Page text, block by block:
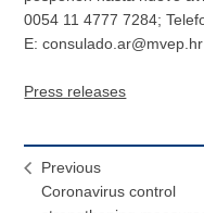
0054 11 4777 7284;
E: consulado.ar@mvep.hr
Press releases
Previous
Coronavirus control